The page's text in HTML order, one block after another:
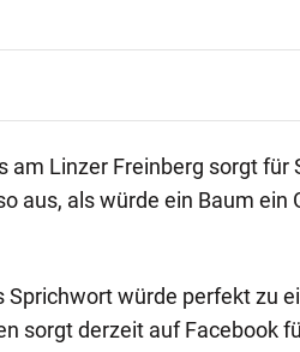
am Linzer Freinberg sorgt für
aus, als würde ein Baum ein
Sprichwort würde perfekt zu
sorgt derzeit auf Facebook